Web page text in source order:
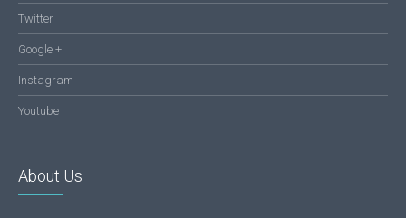
Twitter
Google +
Instagram
Youtube
About Us